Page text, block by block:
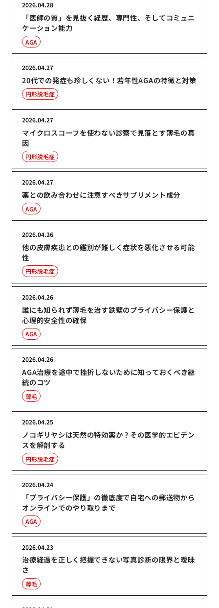
「医師の質」を見抜く経歴、専門性、そしてコミュニ
ケーション能力
2026.04.28
AGA
20代での発症も珍しくない！若年性AGAの特徴と対策
2026.04.27
円形脱毛症
マイクロスコープを使わない診察で見落とす薄毛の真
因
2026.04.27
円形脱毛症
薬との飲み合わせに注意すべきサプリメント成分
2026.04.27
AGA
他の皮膚疾患との鑑別が難しく症状を悪化させる可能
性
2026.04.26
円形脱毛症
誰にも知られず薄毛を治す鉄壁のプライバシー保護と
心理的安全性の確保
2026.04.26
AGA
AGA治療を途中で挫折しないために知っておくべき継
続のコツ
2026.04.26
薄毛
ノコギリヤシは天然の特効薬か？その医学的エビデン
スを解剖する
2026.04.25
円形脱毛症
「プライバシー保護」の徹底度で自宅への郵送物から
オンラインでのやり取りまで
2026.04.24
AGA
治療経過を正しく把握できない写真診断の限界と曖昧
さ
2026.04.23
薄毛